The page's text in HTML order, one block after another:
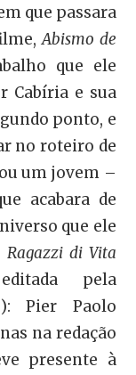
que passara
Abismo de
que ele
Cabíria e sua
ponto, e
no roteiro de
um jovem –
acabara de
que ele
Ragazzi di Vita
pela
): Pier Paolo
na redação
presente à